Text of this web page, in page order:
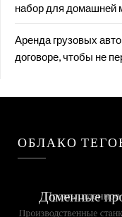
набор для домашней
Аренда грузовых
договоре, чтобы не
ОБЛАКО